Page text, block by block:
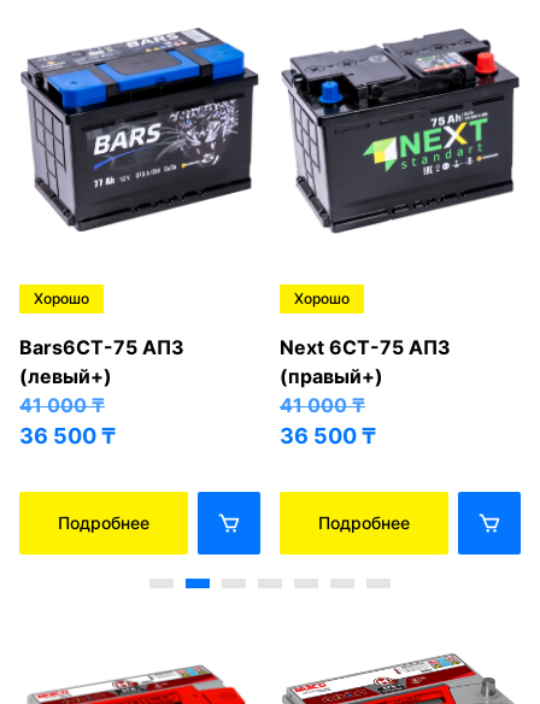
Хорошо
Bars6СТ-75 АПЗ
(левый+)
41 000₸
36 500₸
Подробнее
Хорошо
Next 6СТ-75 АПЗ
(правый+)
41 000₸
36 500₸
Подробнее